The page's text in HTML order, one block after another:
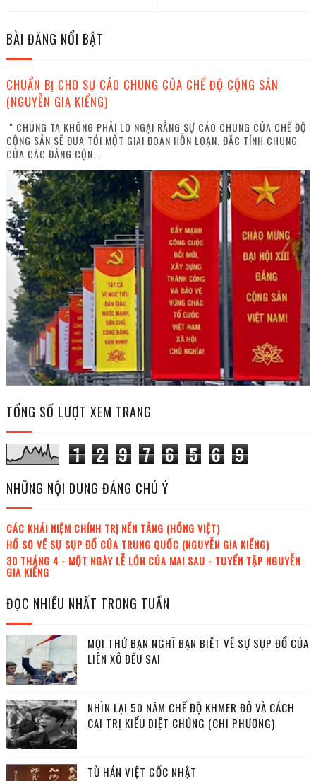
BÀI ĐĂNG NỔI BẬT
CHUẨN BỊ CHO SỰ CÁO CHUNG CỦA CHẾ ĐỘ CỘNG SẢN
(NGUYỄN GIA KIỂNG)
" CHÚNG TA KHÔNG PHẢI LO NGẠI RẰNG SỰ CÁO CHUNG CỦA CHẾ ĐỘ
CỘNG SẢN SẼ ĐƯA TỚI MỘT GIAI ĐOẠN HỖN LOẠN. ĐẶC TÍNH CHUNG
CỦA CÁC ĐẢNG CỘN...
TỔNG SỐ LƯỢT XEM TRANG
1 2 9 7 6 5 6 9
NHỮNG NỘI DUNG ĐÁNG CHÚ Ý
CÁC KHÁI NIỆM CHÍNH TRỊ NỀN TẢNG (HỒNG VIỆT)
HỒ SƠ VỀ SỰ SỤP ĐỔ CỦA TRUNG QUỐC (NGUYỄN GIA KIỂNG)
30 THÁNG 4 - MỘT NGÀY LỄ LỚN CỦA MAI SAU - TUYỂN TẬP NGUYỄN
GIA KIỂNG
ĐỌC NHIỀU NHẤT TRONG TUẦN
MỌI THỨ BẠN NGHĨ BẠN BIẾT VỀ SỰ SỤP ĐỔ CỦA
LIÊN XÔ ĐỀU SAI
NHÌN LẠI 50 NĂM CHẾ ĐỘ KHMER ĐỎ VÀ CÁCH
CAI TRỊ KIỂU DIỆT CHỦNG (CHI PHƯƠNG)
TỪ HÁN VIỆT GỐC NHẬT